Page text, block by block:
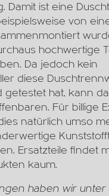
Damit ist eine
von
hochwertige
Da jedoch kein
diese
getestet hat, kann
Für billige
natürlich umso
Ersatzteile findet
kaum.
haben wir